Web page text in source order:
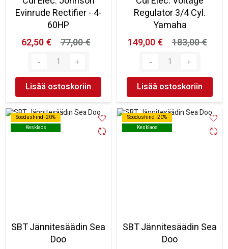
Evinrude Rectifier - 4-
60HP
62,50 €
77,00 €
Lisää ostoskoriin
Regulator 3/4 Cyl.
Yamaha
149,00 €
183,00 €
Lisää ostoskoriin
Soodushind -20%
Kesklaos
Soodushind -20%
Kesklaos
SBT Jännitesäädin Sea
Doo
Soodushind -20%
Kesklaos
Soodushind -20%
Kesklaos
SBT Jännitesäädin Sea
Doo